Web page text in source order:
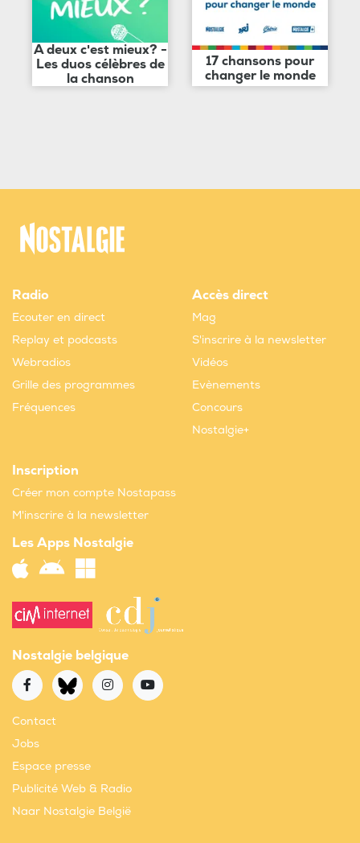
A deux c'est mieux? -
Les duos célèbres de
la chanson
17 chansons pour
changer le monde
Radio
Ecouter en direct
Replay et podcasts
Webradios
Grille des programmes
Fréquences
Accès direct
Mag
S'inscrire à la newsletter
Vidéos
Evènements
Concours
Nostalgie+
Inscription
Créer mon compte Nostapass
M'inscrire à la newsletter
Les Apps Nostalgie
Nostalgie belgique
Contact
Jobs
Espace presse
Publicité Web & Radio
Naar Nostalgie België